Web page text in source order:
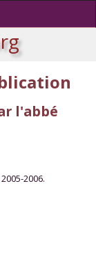
l'abbé
2006.